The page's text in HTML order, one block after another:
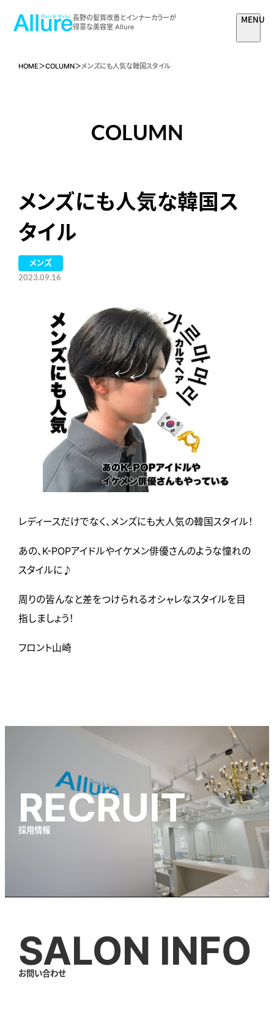
長野の髪質改善とインナーカラーが
得意な美容室 Allure
MENU
HOME COLUMN メンズにも人気な韓国スタイル
COLUMN
メンズにも人気な韓国ス
タイル
メンズ
2023.09.16
レディースだけでなく、メンズにも大人気の韓国スタイル！
あの、K-POPアイドルやイケメン俳優さんのような憧れの
スタイルに♪
周りの皆んなと差をつけられるオシャレなスタイルを目
指しましょう！
フロント山崎
RECRUIT
採用情報
SALON INFO
お問い合わせ